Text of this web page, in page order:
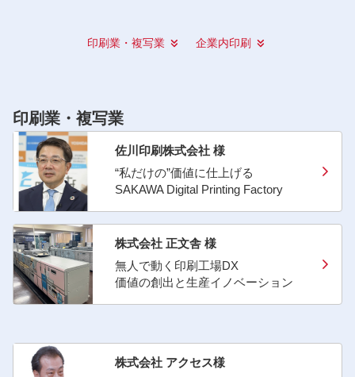
印刷業・複写業 企業内印刷
印刷業・複写業
佐川印刷株式会社 様
“私だけの”価値に仕上げる
SAKAWA Digital Printing Factory
株式会社 正文舎 様
無人で動く印刷工場DX
価値の創出と生産イノベーション
株式会社 アクセス様